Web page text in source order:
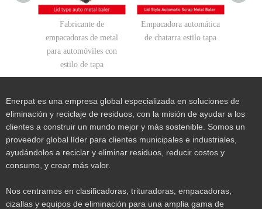
Fabricante de
empacadoras de metal
para automóviles con
estilo de tapa
Empacadora automática
de chatarra estilo tapa
Enerpat es una empresa global especializada en soluciones de
eliminación y reciclaje de residuos, con la misión de ayudar a los
clientes a construir un mundo mejor y más sostenible. Somos un
proveedor global líder para clientes municipales e industriales,
ayudándolos a reciclar y eliminar residuos, reducir costos y
consumo, y crear más valor.
Nos centramos en clasificadoras, trituradoras, empacadoras,
cizallas y equipos de eliminación para una amplia gama de